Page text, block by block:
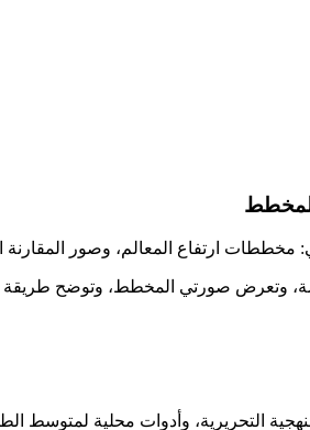
ارتفاع المعالم، وصور المقارنة
التحريرية، وأدوات محلية لمتوسط